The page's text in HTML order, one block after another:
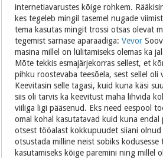
internetiavarustes kõige rohkem.
kes tegeleb mingil tasemel nugade
tema kasutas mingit trossi otsas olevat
tegemist sarnase aparaadiga:Vevor
masina millel on lülitamiseks olemas ka
Mõte tekkis esmajärjekorras sellest, et
pihku roostevaba teesõela, sest sellel
Keevitasin selle tagasi, kuid kuna käsi
siis oli tarvis ka keevitust maha lihvida
viiliga ligi pääsenud. Eks need eespool
omal kohal kasutatavad kuid kuna
otsest tööalast kokkupuudet siiani olnud
otsustada milline neist sobiks
kasutamiseks kõige paremini ning millel